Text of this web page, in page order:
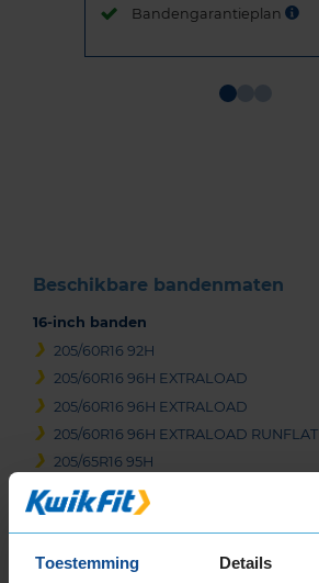
Toestemming Details
Bandengarantieplan
Beschikbare bandenmaten
16-inch banden
205/60R16 92H
205/60R16 96H EXTRALOAD
205/60R16 96H EXTRALOAD
205/60R16 96H EXTRALOAD RUNFLAT
205/65R16 95H
215/60R16 95H
215/60R16 99H EXTRALOAD